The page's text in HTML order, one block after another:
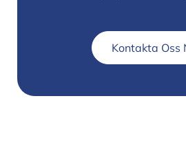
Kontakta Oss